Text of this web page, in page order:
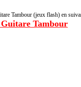
Tambour (jeux flash) en
Tambour